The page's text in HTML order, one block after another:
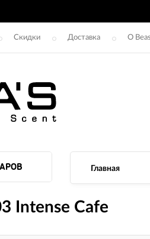
Скидки Доставка О Beas
Главная
Intense Cafe